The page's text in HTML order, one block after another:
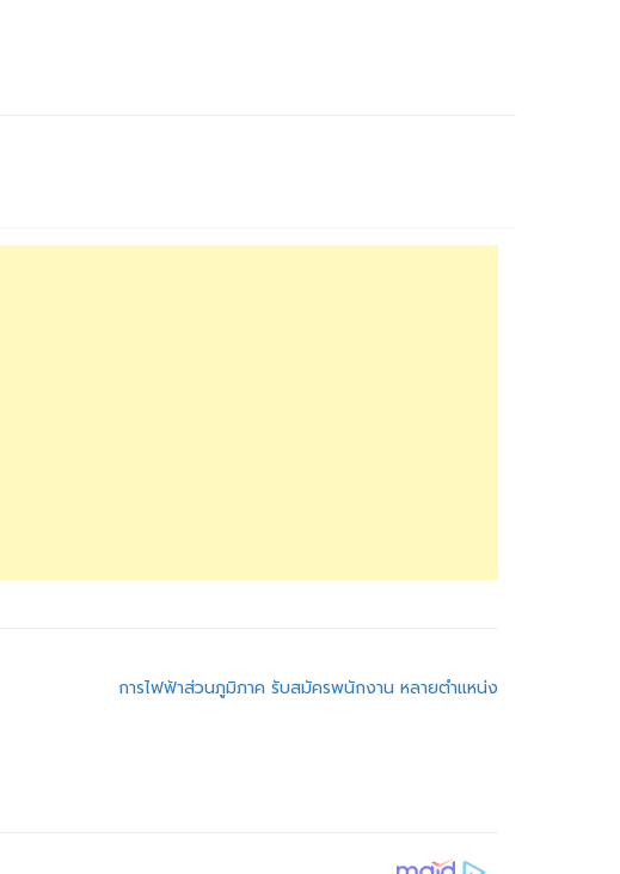
การไฟฟ้าส่วนภูมิภาค รับสมัครพนักงาน หลายตำแหน่ง